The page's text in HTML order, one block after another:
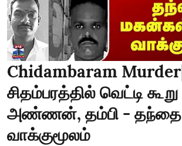
Chidambaram
சிதம்பரத்தில் வெட்டி
அண்ணன், தம்பி -
வாக்குமூலம்